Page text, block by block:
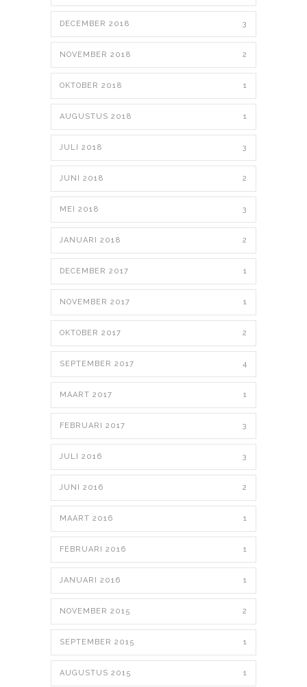
DECEMBER 2018 3
NOVEMBER 2018 2
OKTOBER 2018 1
AUGUSTUS 2018 1
JULI 2018 3
JUNI 2018 2
MEI 2018 3
JANUARI 2018 2
DECEMBER 2017 1
NOVEMBER 2017 1
OKTOBER 2017 2
SEPTEMBER 2017 4
MAART 2017 1
FEBRUARI 2017 3
JULI 2016 3
JUNI 2016 2
MAART 2016 1
FEBRUARI 2016 1
JANUARI 2016 1
NOVEMBER 2015 2
SEPTEMBER 2015 1
AUGUSTUS 2015 1